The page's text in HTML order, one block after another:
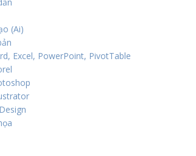
(Ai)
Excel, PowerPoint, PivotTable